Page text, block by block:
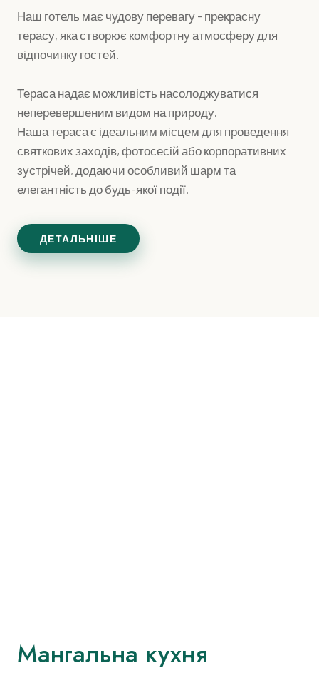
Наш готель має чудову перевагу - прекрасну
терасу, яка створює комфортну атмосферу для
відпочинку гостей.
Тераса надає можливість насолоджуватися
неперевершеним видом на природу.
Наша тераса є ідеальним місцем для проведення
святкових заходів, фотосесій або корпоративних
зустрічей, додаючи особливий шарм та
елегантність до будь-якої події.
ДЕТАЛЬНІШЕ
Мангальна кухня